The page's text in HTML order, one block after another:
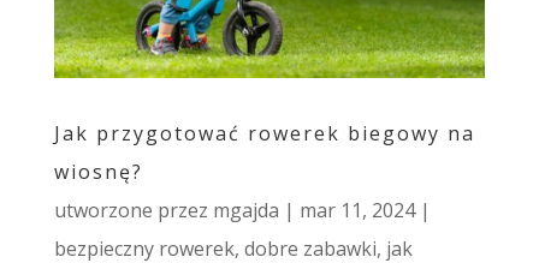
Jak przygotować rowerek biegowy na
wiosnę?
utworzone przez mgajda | mar 11, 2024|
bezpieczny rowerek, dobre zabawki, jak